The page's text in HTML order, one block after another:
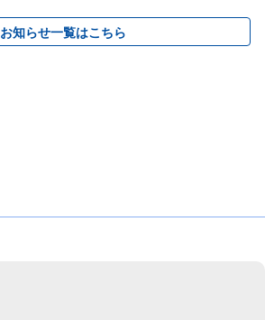
お知らせ一覧はこちら